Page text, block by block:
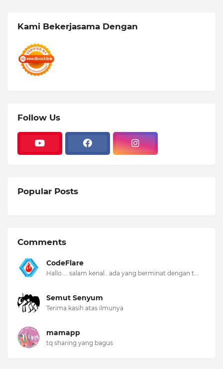
Kami Bekerjasama Dengan
Follow Us
Popular Posts
Comments
CodeFlare
Hallo.... salam kenal.. ada yang berminat dengan t...
Semut Senyum
Terima kasih atas ilmunya
mamapp
tq sharing yang bagus